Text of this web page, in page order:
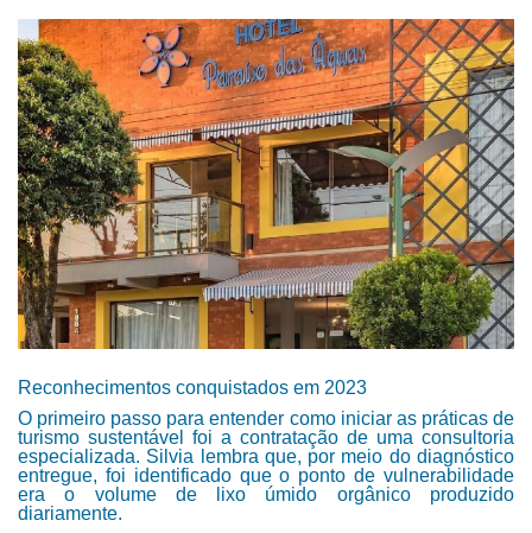
Reconhecimentos conquistados em 2023
O primeiro passo para entender como iniciar as práticas de
turismo sustentável foi a contratação de uma consultoria
especializada. Silvia lembra que, por meio do diagnóstico
entregue, foi identificado que o ponto de vulnerabilidade
era o volume de lixo úmido orgânico produzido
diariamente.